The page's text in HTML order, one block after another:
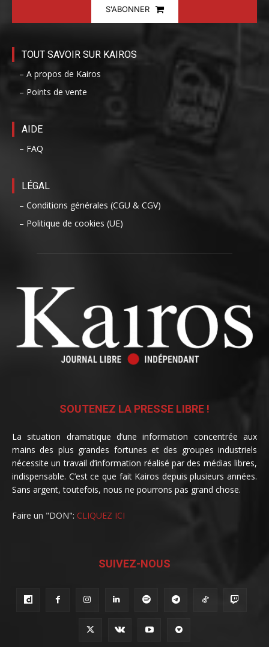
S'ABONNER
TOUT SAVOIR SUR KAIROS
– A propos de Kairos
– Points de vente
AIDE
– FAQ
LÉGAL
– Conditions générales (CGU & CGV)
– Politique de cookies (UE)
SOUTENEZ LA PRESSE LIBRE !
La situation dramatique d’une information concentrée aux
mains des plus grandes fortunes et des groupes industriels
nécessite un travail d’information réalisé par des médias libres,
indispensable. C’est ce que fait Kairos depuis plusieurs années.
Sans argent, toutefois, nous ne pourrons pas grand chose.
Faire un "DON": CLIQUEZ ICI
SUIVEZ-NOUS